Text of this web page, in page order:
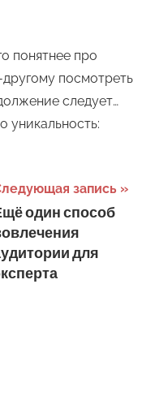
понятнее про
посмотреть
следует…
уникальность:
запись
один способ
для